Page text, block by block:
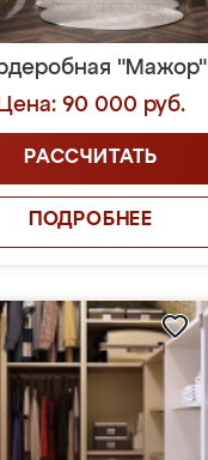
"Мажор"
Цена: 90 000 руб.
РАССЧИТАТЬ
ПОДРОБНЕЕ